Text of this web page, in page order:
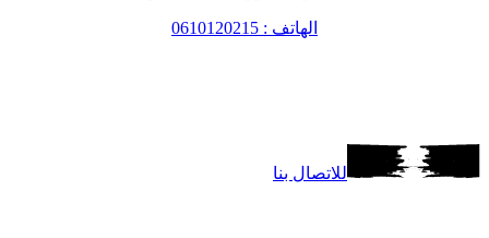
الهاتف : 0610120215
للاتصال بنا